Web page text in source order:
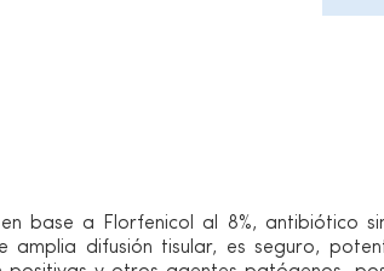
base a Florfenicol al 8%, antibiótico
amplia difusión tisular, es seguro,